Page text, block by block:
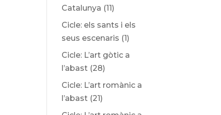
Catalunya (11)
Cicle: els sants i els
seus escenaris (1)
Cicle: L’art gòtic a
l’abast (28)
Cicle: L’art romànic a
l’abast (21)